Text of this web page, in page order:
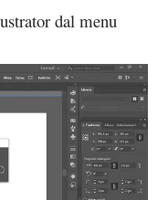
dal menu